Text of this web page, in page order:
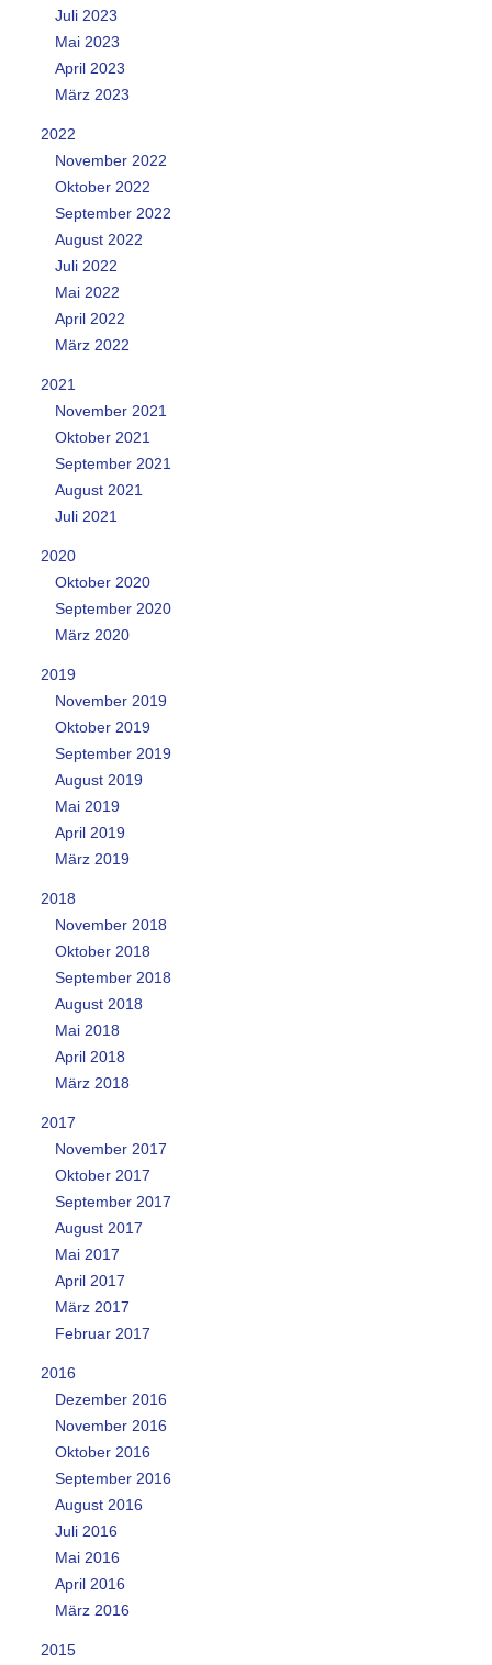
Juli 2023
Mai 2023
April 2023
März 2023
2022
November 2022
Oktober 2022
September 2022
August 2022
Juli 2022
Mai 2022
April 2022
März 2022
2021
November 2021
Oktober 2021
September 2021
August 2021
Juli 2021
2020
Oktober 2020
September 2020
März 2020
2019
November 2019
Oktober 2019
September 2019
August 2019
Mai 2019
April 2019
März 2019
2018
November 2018
Oktober 2018
September 2018
August 2018
Mai 2018
April 2018
März 2018
2017
November 2017
Oktober 2017
September 2017
August 2017
Mai 2017
April 2017
März 2017
Februar 2017
2016
Dezember 2016
November 2016
Oktober 2016
September 2016
August 2016
Juli 2016
Mai 2016
April 2016
März 2016
2015